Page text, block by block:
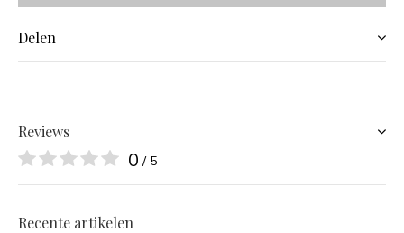
Delen
Reviews
0 / 5
Recente artikelen